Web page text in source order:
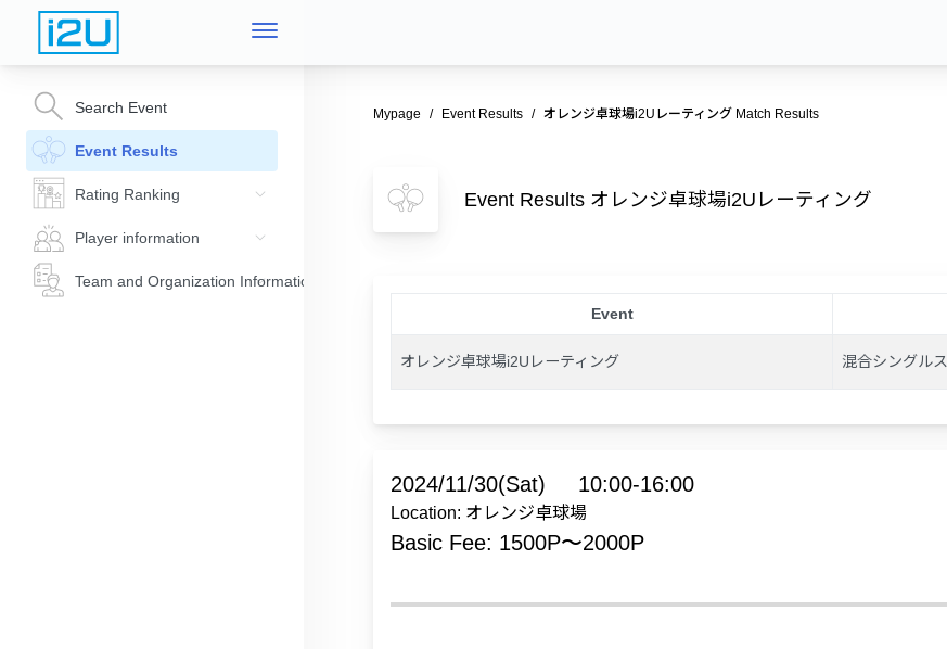
Search Event
Event Results
Rating Ranking
Player information
Team and Organization Information
Mypage Event Results オレンジ卓球場i2Uレーティング Match Results
Event Results オレンジ卓球場i2Uレーティング
Event
オレンジ卓球場i2Uレーティング 混合シングルス
2024/11/30(Sat) 10:00-16:00
Location: オレンジ卓球場
Basic Fee: 1500P〜2000P